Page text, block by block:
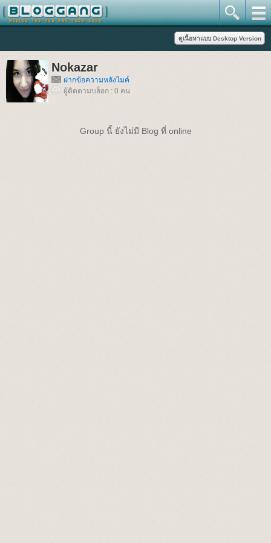
Nokazar
ฝากข้อความหลังไมค์
ผู้ติดตามบล็อก : 0 คน
Group นี้ ยังไม่มี Blog ที่ online